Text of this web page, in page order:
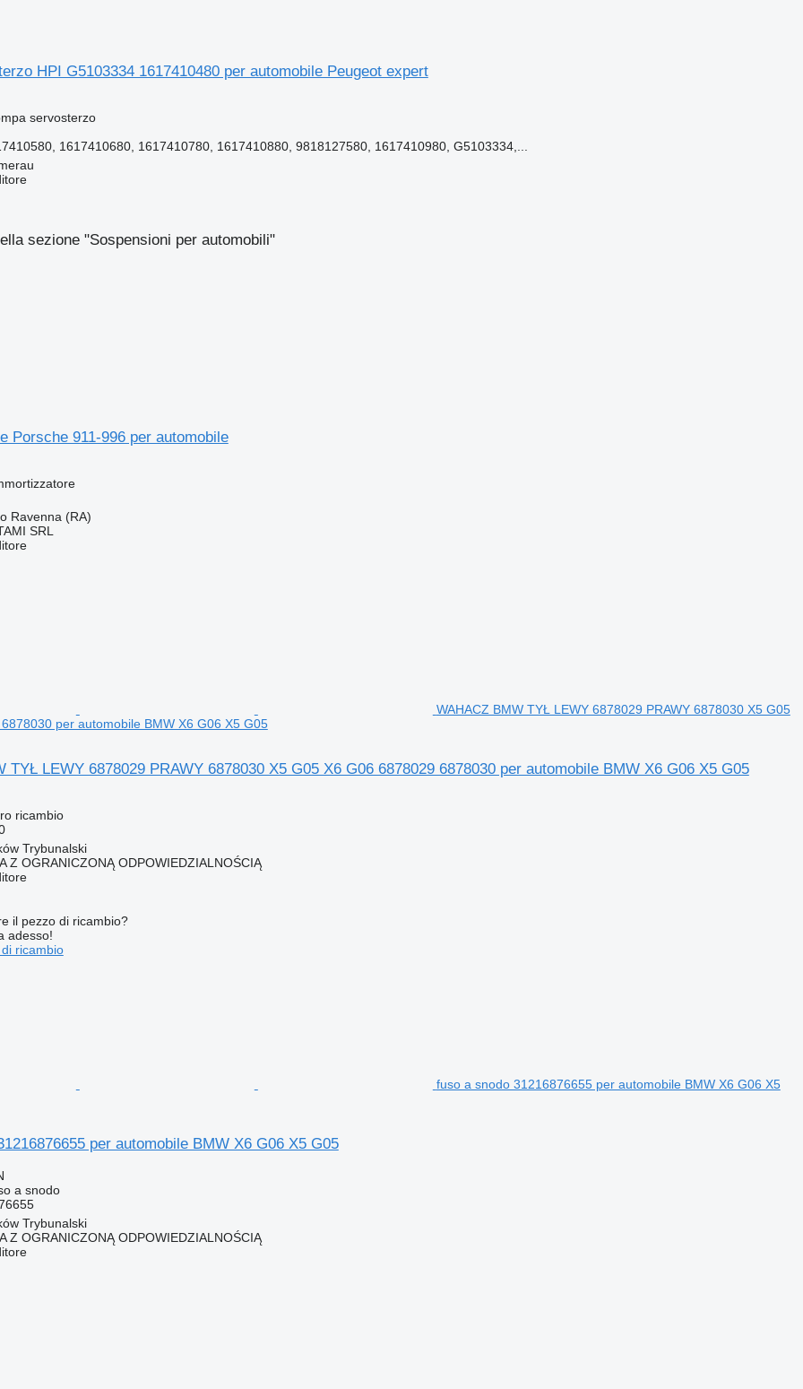
HPI G5103334 1617410480 per automobile Peugeot expert
servosterzo
1617410680, 1617410780, 1617410880, 9818127580, 1617410980, G5103334,...
sezione "Sospensioni per automobili"
Porsche 911-996 per automobile
Ravenna (RA)
SRL
WAHACZ BMW TYŁ LEWY 6878029 PRAWY 6878030 X5 G05
per automobile BMW X6 G06 X5 G05
TYŁ LEWY 6878029 PRAWY 6878030 X5 G05 X6 G06 6878029 6878030 per automobile BMW X6 G06 X5 G05
ricambio
Trybunalski
Z OGRANICZONĄ ODPOWIEDZIALNOŚCIĄ
il pezzo di ricambio?
adesso!
ricambio
fuso a snodo 31216876655 per automobile BMW X6 G06 X5
per automobile BMW X6 G06 X5 G05
a snodo
Trybunalski
Z OGRANICZONĄ ODPOWIEDZIALNOŚCIĄ